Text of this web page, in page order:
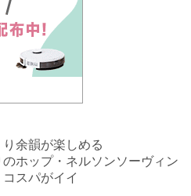
余韻が楽しめる
ホップ・ネルソンソーヴィン
スパがイイ